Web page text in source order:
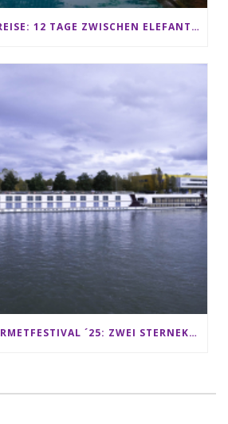
SRI LANKA RUNDREISE: 12 TAGE ZWISCHEN ELEFANTEN, TEEPLANTAGEN & STRAND ALS FAMILIE
EXCELLENCE GOURMETFESTIVAL ´25: ZWEI STERNEKÖCHE ANTONIO GUIDA & DARIO MORESCO VERWÖHNEN IHRE GÄSTE AUF EINER LUXERIÖSEN SCHIFFSREISE